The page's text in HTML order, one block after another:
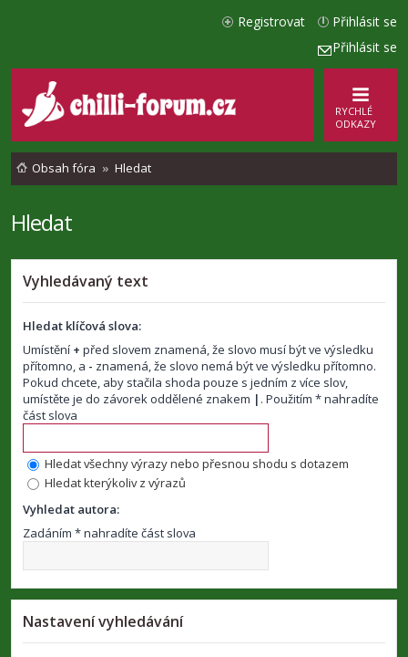
Přihlásit se
Přihlásit se
Registrovat
RYCHLÉ
ODKAZY
Obsah fóra Hledat
Hledat
Vyhledávaný text
Hledat klíčová slova:
Umístění + před slovem znamená, že slovo musí být ve výsledku
přítomno, a - znamená, že slovo nemá být ve výsledku přítomno.
Pokud chcete, aby stačila shoda pouze s jedním z více slov,
umístěte je do závorek oddělené znakem | . Použitím * nahradíte
část slova
Hledat všechny výrazy nebo přesnou shodu s dotazem
Hledat kterýkoliv z výrazů
Vyhledat autora:
Zadáním * nahradíte část slova
Nastavení vyhledávání